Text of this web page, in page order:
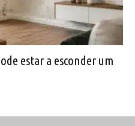
estar a esconder um